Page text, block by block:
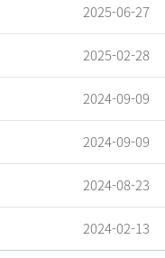
2025-06-27
2025-02-28
2024-09-09
2024-09-09
2024-08-23
2024-02-13